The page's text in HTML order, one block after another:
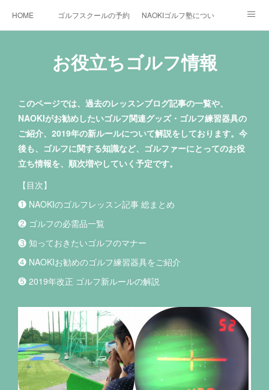
HOME ゴルフスクールの予約状況NAOKIゴルフ塾について
お役立ちゴルフ情報 BLOG YouTube
インスタグラム X
お役立ちゴルフ情報
このページでは、過去のレッスンブログ記事の一覧や、
NAOKIがお勧めしたいゴルフ関連グッズ・ゴルフ練習器具の
ご紹介、2019年の新ルールについて解説をしております。今
後も、ゴルフに関する知識など、ゴルファーにとってのお役
立ち情報を、順次増やしていく予定です。
【目次】
❶ NAOKIのゴルフレッスン記事 総まとめ
❷ ゴルフの必需品一覧
❸ 知っておきたいゴルフのマナー
❹ NAOKIお勧めのゴルフ練習器具をご紹介
❺ 2019年改正 ゴルフ新ルールの解説